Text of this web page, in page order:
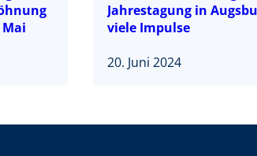
Jahrestagung in
viele Impulse
20. Juni 2024